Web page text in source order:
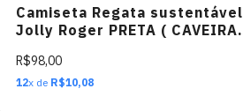
Camiseta Regata sustentável
Jolly Roger PRETA ( CAVEIRA
R$98,00
12x de R$10,08